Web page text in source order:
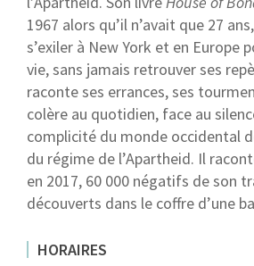
1967 alors qu’il n’avait que 27
s’exiler à New York et en Europe
vie, sans jamais retrouver ses
raconte ses errances, ses
colère au quotidien, face au
complicité du monde occidental
du régime de l’Apartheid. Il
en 2017, 60 000 négatifs de son
découverts dans le coffre d’une
HORAIRES